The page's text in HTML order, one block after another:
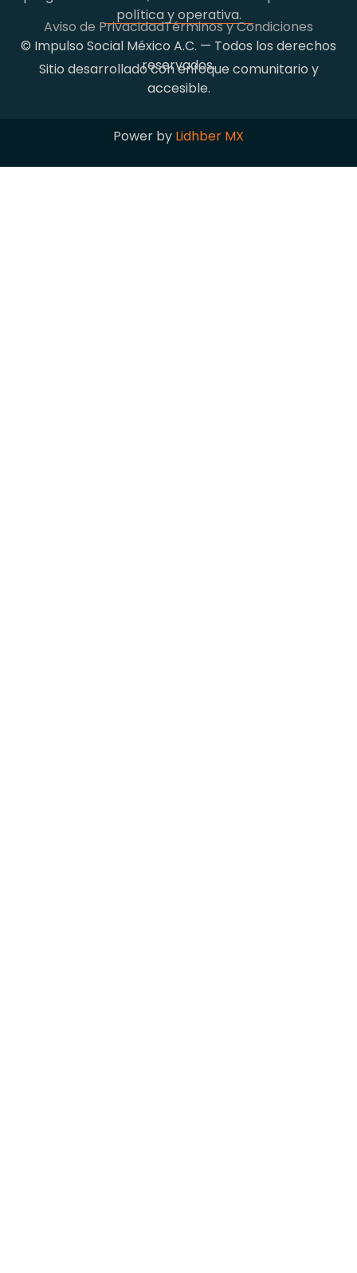
política y operativa.
Aviso de PrivacidadTérminos y Condiciones
© Impulso Social México A.C. — Todos los derechos
reservados.
Sitio desarrollado con enfoque comunitario y
accesible.
Power by Lidhber MX